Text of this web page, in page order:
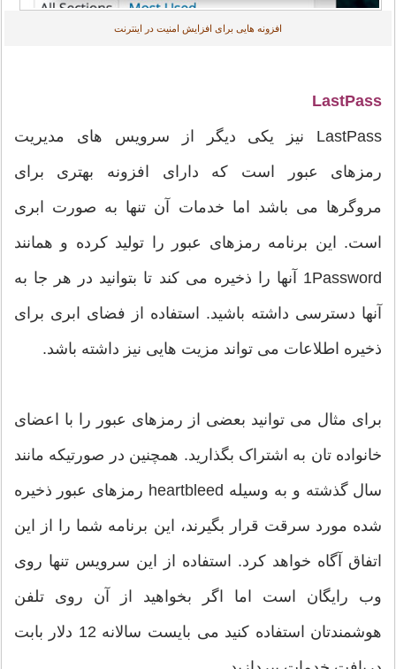
افزونه هایی برای افزایش امنیت در اینترنت
LastPass
LastPass نیز یکی دیگر از سرویس های مدیریت
رمزهای عبور است که دارای افزونه بهتری برای
مروگرها می باشد اما خدمات آن تنها به صورت ابری
است. این برنامه رمزهای عبور را تولید کرده و همانند
1Password آنها را ذخیره می کند تا بتوانید در هر جا به
آنها دسترسی داشته باشید. استفاده از فضای ابری برای
ذخیره اطلاعات می تواند مزیت هایی نیز داشته باشد.
برای مثال می توانید بعضی از رمزهای عبور را با اعضای
خانواده تان به اشتراک بگذارید. همچنین در صورتیکه مانند
سال گذشته و به وسیله heartbleed رمزهای عبور ذخیره
شده مورد سرقت قرار بگیرند، این برنامه شما را از این
اتفاق آگاه خواهد کرد. استفاده از این سرویس تنها روی
وب رایگان است اما اگر بخواهید از آن روی تلفن
هوشمندتان استفاده کنید می بایست سالانه 12 دلار بابت